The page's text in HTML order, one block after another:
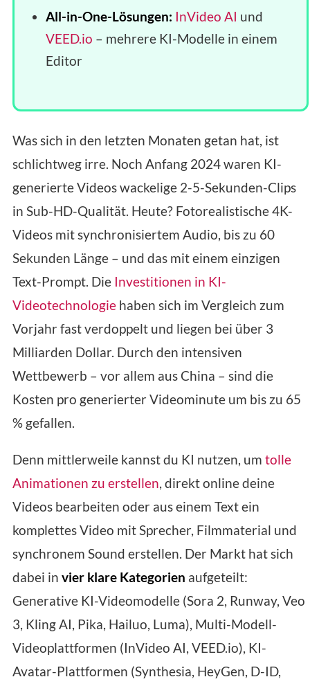
All-in-One-Lösungen: InVideo AI und
VEED.io – mehrere KI-Modelle in einem
Editor
Was sich in den letzten Monaten getan hat, ist
schlichtweg irre. Noch Anfang 2024 waren KI-
generierte Videos wackelige 2-5-Sekunden-Clips
in Sub-HD-Qualität. Heute? Fotorealistische 4K-
Videos mit synchronisiertem Audio, bis zu 60
Sekunden Länge – und das mit einem einzigen
Text-Prompt. Die Investitionen in KI-
Videotechnologie haben sich im Vergleich zum
Vorjahr fast verdoppelt und liegen bei über 3
Milliarden Dollar. Durch den intensiven
Wettbewerb – vor allem aus China – sind die
Kosten pro generierter Videominute um bis zu 65
% gefallen.
Denn mittlerweile kannst du KI nutzen, um tolle
Animationen zu erstellen, direkt online deine
Videos bearbeiten oder aus einem Text ein
komplettes Video mit Sprecher, Filmmaterial und
synchronem Sound erstellen. Der Markt hat sich
dabei in vier klare Kategorien aufgeteilt:
Generative KI-Videomodelle (Sora 2, Runway, Veo
3, Kling AI, Pika, Hailuo, Luma), Multi-Modell-
Videoplattformen (InVideo AI, VEED.io), KI-
Avatar-Plattformen (Synthesia, HeyGen, D-ID,